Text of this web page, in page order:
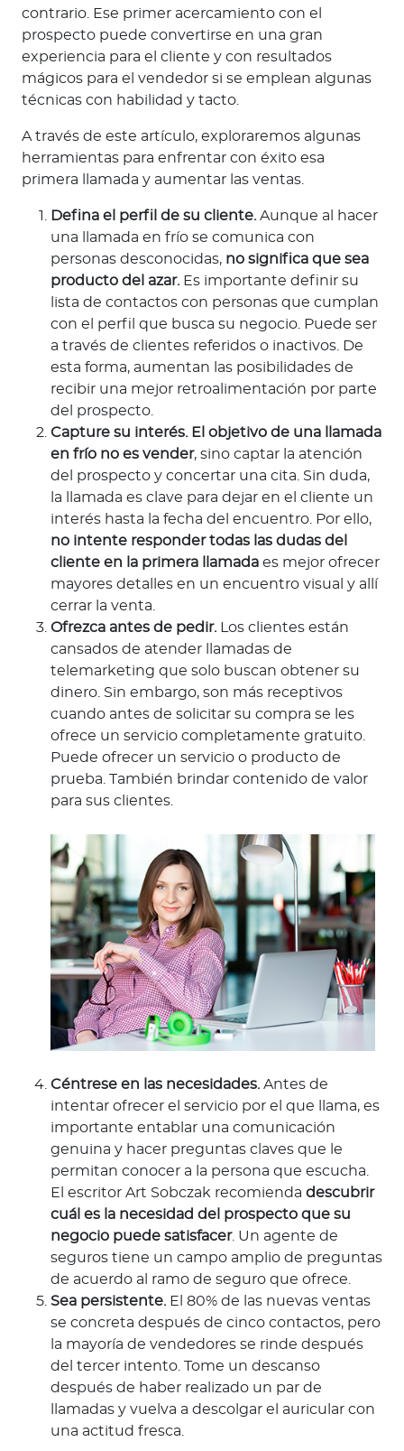
contrario. Ese primer acercamiento con el
prospecto puede convertirse en una gran
experiencia para el cliente y con resultados
mágicos para el vendedor si se emplean algunas
técnicas con habilidad y tacto.
A través de este artículo, exploraremos algunas
herramientas para enfrentar con éxito esa
primera llamada y aumentar las ventas.
Defina el perfil de su cliente. Aunque al hacer
una llamada en frío se comunica con
personas desconocidas, no significa que sea
producto del azar. Es importante definir su
lista de contactos con personas que cumplan
con el perfil que busca su negocio. Puede ser
a través de clientes referidos o inactivos. De
esta forma, aumentan las posibilidades de
recibir una mejor retroalimentación por parte
del prospecto.
Capture su interés. El objetivo de una llamada
en frío no es vender, sino captar la atención
del prospecto y concertar una cita. Sin duda,
la llamada es clave para dejar en el cliente un
interés hasta la fecha del encuentro. Por ello,
no intente responder todas las dudas del
cliente en la primera llamada es mejor ofrecer
mayores detalles en un encuentro visual y allí
cerrar la venta.
Ofrezca antes de pedir.
Los clientes están
cansados de atender llamadas de
telemarketing que solo buscan obtener su
dinero. Sin embargo, son más receptivos
cuando antes de solicitar su compra se les
ofrece un servicio completamente gratuito.
Puede ofrecer un servicio o producto de
prueba. También brindar contenido de valor
para sus clientes.
Céntrese en las necesidades. Antes de
intentar ofrecer el servicio por el que llama, es
importante entablar una comunicación
genuina y hacer preguntas claves que le
permitan conocer a la persona que escucha.
El escritor Art Sobczak recomienda descubrir
cuál es la necesidad del prospecto que su
negocio puede satisfacer. Un agente de
seguros tiene un campo amplio de preguntas
de acuerdo al ramo de seguro que ofrece.
Sea persistente. El 80% de las nuevas ventas
se concreta después de cinco contactos, pero
la mayoría de vendedores se rinde después
del tercer intento. Tome un descanso
después de haber realizado un par de
llamadas y vuelva a descolgar el auricular con
una actitud fresca.